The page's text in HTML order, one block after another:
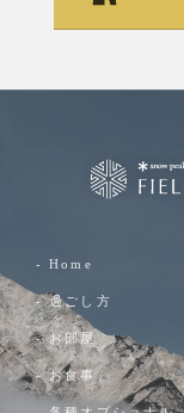
- Home
- 過ごし方
- お部屋
- お食事